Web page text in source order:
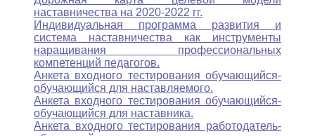
наставничества на 2020-2022 гг.
Индивидуальная программа развития и
система наставничества как инструменты
наращивания профессиональных
компетенций педагогов.
Анкета входного тестирования обучающийся-
обучающийся для наставляемого.
Анкета входного тестирования обучающийся-
обучающийся для наставника.
Анкета входного тестирования работодатель-